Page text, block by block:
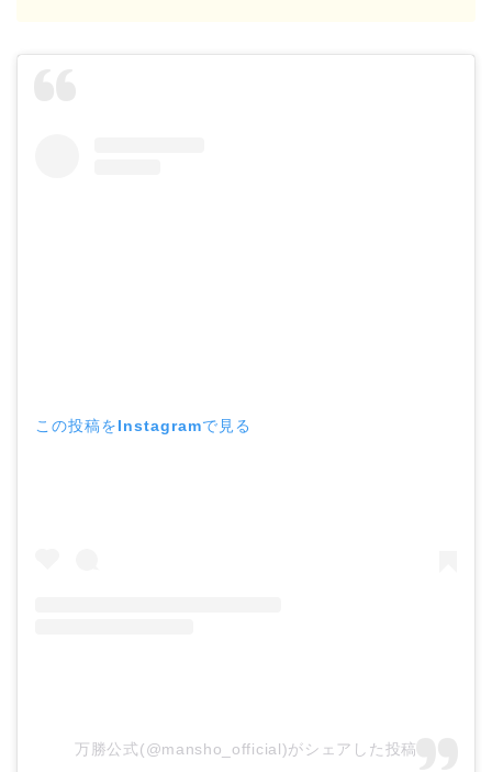
この投稿をInstagramで見る
万勝公式(@mansho_official)がシェアした投稿